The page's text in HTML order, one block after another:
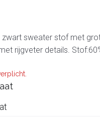
zwart sweater stof met
rijgveter details.